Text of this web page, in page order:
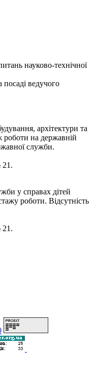
науково-технічної
посаді ведучого
архітектури та
роботи на державній
служби.
21.
у справах дітей
роботи. Відсутність
21.